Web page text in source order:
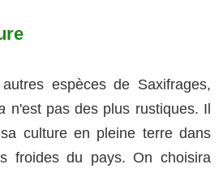
espèces de Saxifrages,
n'est pas des plus rustiques. Il
culture en pleine terre dans
froides du pays. On choisira